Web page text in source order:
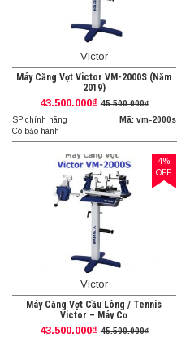
Victor
Máy Căng Vợt Victor VM-2000S (Năm
2019)
43.500.000₫ 45.500.000₫
SP chính hãng
Có bảo hành
Mã: vm-2000s
4%
OFF
Victor
Máy Căng Vợt Cầu Lông / Tennis
Victor – Máy Cơ
43.500.000₫ 45.500.000₫